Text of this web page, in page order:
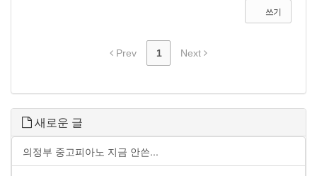
쓰기
Prev 1 Next
새로운 글
의정부 중고피아노 지금 안쓴...